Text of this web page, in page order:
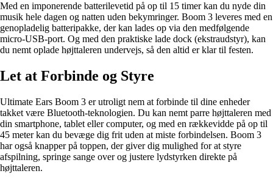
Med en imponerende batterilevetid på op til 15 timer kan du nyde din
musik hele dagen og natten uden bekymringer. Boom 3 leveres med en
genopladelig batteripakke, der kan lades op via den medfølgende
micro-USB-port. Og med den praktiske lade dock (ekstraudstyr), kan
du nemt oplade højttaleren undervejs, så den altid er klar til festen.
Let at Forbinde og Styre
Ultimate Ears Boom 3 er utroligt nem at forbinde til dine enheder
takket være Bluetooth-teknologien. Du kan nemt parre højttaleren med
din smartphone, tablet eller computer, og med en rækkevidde på op til
45 meter kan du bevæge dig frit uden at miste forbindelsen. Boom 3
har også knapper på toppen, der giver dig mulighed for at styre
afspilning, springe sange over og justere lydstyrken direkte på
højttaleren.